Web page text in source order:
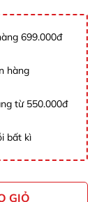
699.000đ
hàng
từ 550.000đ
bất kì
GIỎ